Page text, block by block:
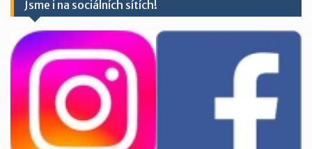
Jsme i na sociálních sítích!